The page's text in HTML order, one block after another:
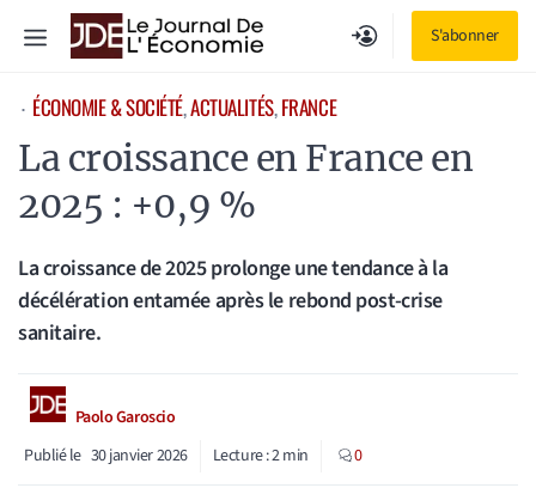
S'abonner
Menu
⋅ ÉCONOMIE & SOCIÉTÉ, ACTUALITÉS, FRANCE
La croissance en France en
2025 : +0,9 %
La croissance de 2025 prolonge une tendance à la
décélération entamée après le rebond post-crise
sanitaire.
Paolo Garoscio
Publié le 30 janvier 2026 Lecture :2min 0